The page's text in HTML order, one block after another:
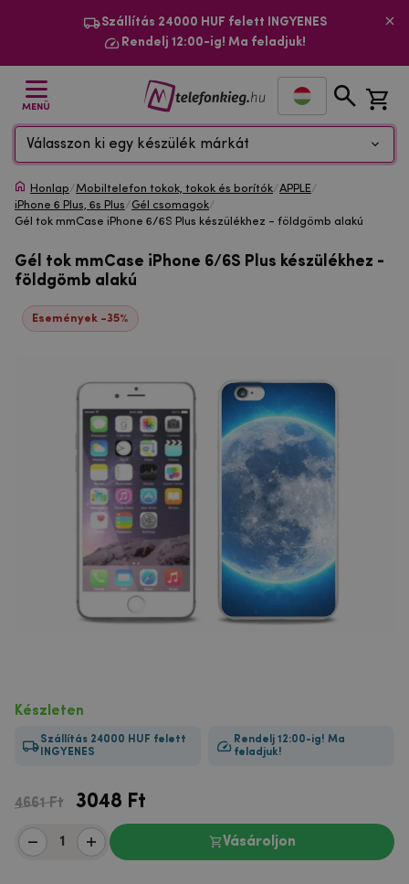
Szállítás 24000 HUF felett INGYENES
Rendelj 12:00-ig! Ma feladjuk!
MENÜ
Válasszon ki egy készülék márkát
Honlap/Mobiltelefon tokok, tokok és borítók/APPLE/
iPhone 6 Plus, 6s Plus/Gél csomagok/
Gél tok mmCase iPhone 6/6S Plus készülékhez - földgömb alakú
Gél tok mmCase iPhone 6/6S Plus készülékhez -
földgömb alakú
Események -35%
Készleten
Szállítás 24000 HUF felett
INGYENES
Rendelj 12:00-ig! Ma
feladjuk!
4661 Ft 3048 Ft
Vásároljon